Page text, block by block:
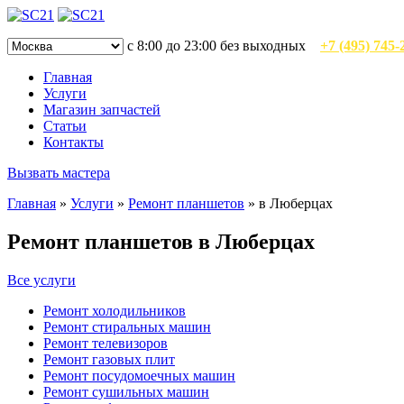
с 8:00 до 23:00 без выходных +7 (495) 745-
Главная
Услуги
Магазин запчастей
Статьи
Контакты
Вызвать мастера
Главная » Услуги » Ремонт планшетов » в Люберцах
Ремонт планшетов в Люберцах
Все услуги
Ремонт холодильников
Ремонт стиральных машин
Ремонт телевизоров
Ремонт газовых плит
Ремонт посудомоечных машин
Ремонт сушильных машин